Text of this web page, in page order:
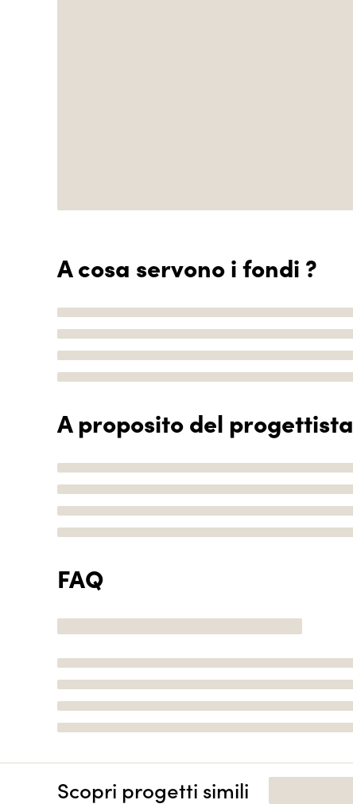
A cosa servono i fondi ?
A proposito del progettista
FAQ
Scopri progetti simili